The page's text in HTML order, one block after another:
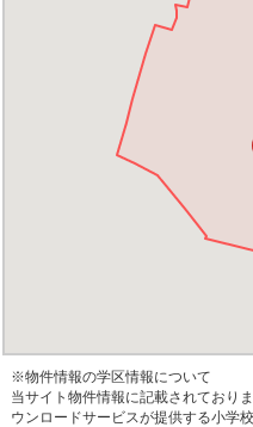
※物件情報の学区情報について
当サイト物件情報に記載されており
ウンロードサービスが提供する小学